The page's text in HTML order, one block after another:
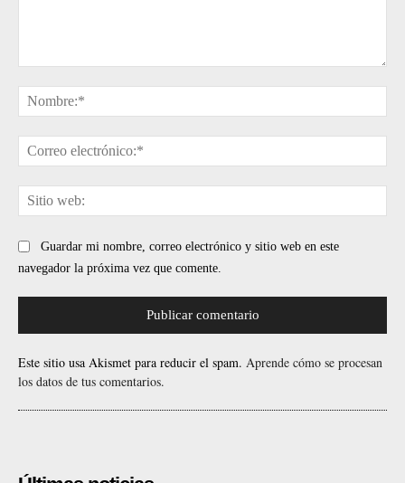
Guardar mi nombre, correo electrónico y sitio web en este
navegador la próxima vez que comente.
Este sitio usa Akismet para reducir el spam. Aprende cómo se procesan
los datos de tus comentarios.